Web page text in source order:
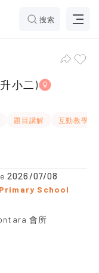
搜索
二)，Tseung Kwan
小二)
題目講解
互動教學
2026/07/08
School
會所